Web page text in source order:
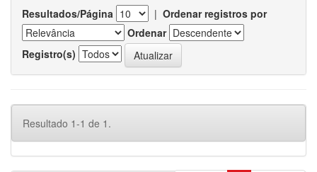
Resultados/Página | Ordenar registros por
Ordenar
Registro(s)
Resultado 1-1 de 1.